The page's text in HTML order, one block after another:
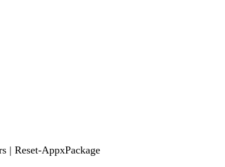
| Reset-AppxPackage